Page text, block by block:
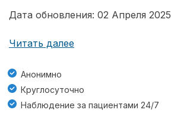
Дата обновления: 02 Апреля 2025
Читать далее
Анонимно
Круглосуточно
Наблюдение за пациентами 24/7